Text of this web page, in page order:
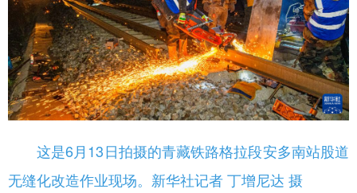
这是6月13日拍摄的青藏铁路格拉段安多南站股道
无缝化改造作业现场。新华社记者 丁增尼达 摄